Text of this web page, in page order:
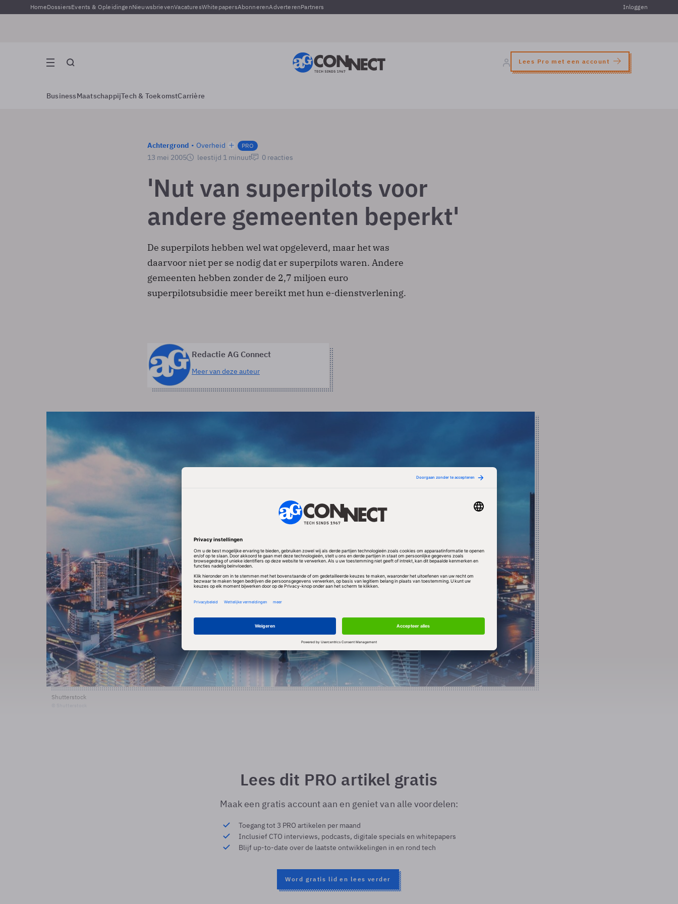
HomeDossiersEvents & OpleidingenNieuwsbrievenVacaturesWhitepapersAbonnerenAdverterenPartners Inloggen
Lees Pro met een account
BusinessMaatschappijTech & ToekomstCarrière
Achtergrond Overheid PRO
13 mei 2005 leestijd 1 minuut 0 reacties
'Nut van superpilots voor
andere gemeenten beperkt'
De superpilots hebben wel wat opgeleverd, maar het was
daarvoor niet per se nodig dat er superpilots waren. Andere
gemeenten hebben zonder de 2,7 miljoen euro
superpilotsubsidie meer bereikt met hun e-dienstverlening.
Redactie AG Connect
Meer van deze auteur
Shutterstock
Lees dit PRO artikel gratis
Maak een gratis account aan en geniet van alle voordelen:
Toegang tot 3 PRO artikelen per maand
Inclusief CTO interviews, podcasts, digitale specials en whitepapers
Blijf up-to-date over de laatste ontwikkelingen in en rond tech
Word gratis lid en lees verder